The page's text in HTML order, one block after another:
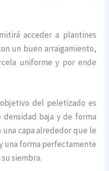
acceder a plantines
un buen arraigamiento,
uniforme y por ende
del peletizado es
baja y de forma
capa alrededor que le
una forma perfectamente
siembra.